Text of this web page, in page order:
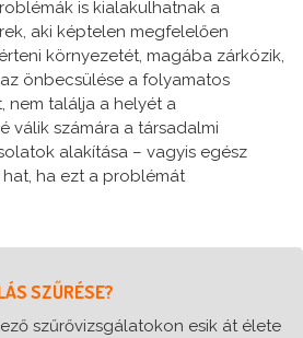
is kialakulhatnak a
aki képtelen megfelelően
környezetét, magába zárkózik,
önbecsülése a folyamatos
nem találja a helyét a
válik számára a társadalmi
alakítása – vagyis egész
ha ezt a problémát
SZŰRÉSE?
szűrővizsgálatokon esik át élete